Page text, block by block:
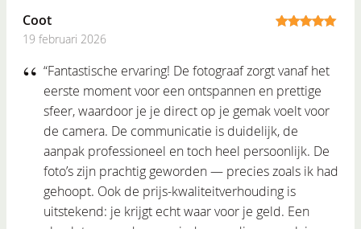
Coot
19 februari 2026
“Fantastische ervaring! De fotograaf zorgt vanaf het
eerste moment voor een ontspannen en prettige
sfeer, waardoor je je direct op je gemak voelt voor
de camera. De communicatie is duidelijk, de
aanpak professioneel en toch heel persoonlijk. De
foto’s zijn prachtig geworden — precies zoals ik had
gehoopt. Ook de prijs-kwaliteitverhouding is
uitstekend: je krijgt echt waar voor je geld. Een